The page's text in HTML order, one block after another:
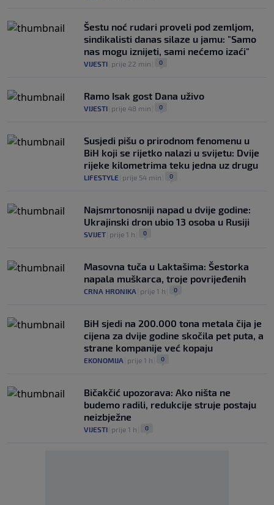
Šestu noć rudari proveli pod zemljom,
sindikalisti danas silaze u jamu: "Samo
nas mogu iznijeti, sami nećemo izaći"
VIJESTI prije 22 min 0
Ramo Isak gost Dana uživo
VIJESTI prije 48 min 0
Susjedi pišu o prirodnom fenomenu u
BiH koji se rijetko nalazi u svijetu: Dvije
rijeke kilometrima teku jedna uz drugu
LIFESTYLE prije 54 min 0
Najsmrtonosniji napad u dvije godine:
Ukrajinski dron ubio 13 osoba u Rusiji
SVIJET prije 1 h 0
Masovna tuča u Laktašima: Šestorka
napala muškarca, troje povrijeđenih
CRNA HRONIKA prije 1 h 0
BiH sjedi na 200.000 tona metala čija je
cijena za dvije godine skočila pet puta, a
strane kompanije već kopaju
EKONOMIJA prije 1 h 0
Bičakčić upozorava: Ako ništa ne
budemo radili, redukcije struje postaju
neizbježne
VIJESTI prije 1 h 0